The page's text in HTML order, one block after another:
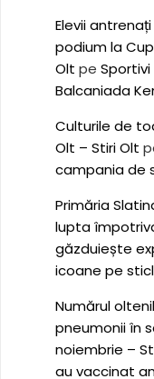
Elevii
podium la
Olt pe
Balcaniada
Culturile de
Olt – Stiri Olt
campania de
Primăria
lupta
găzduiește
icoane pe
Numărul
pneumonii în
noiembrie –
au vaccinat